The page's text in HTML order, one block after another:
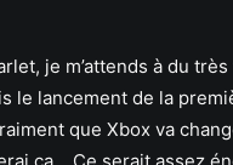
je m’attends à du
le lancement de la
que Xbox va